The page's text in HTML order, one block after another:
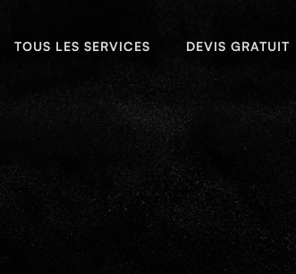
TOUS LES SERVICES DEVIS GRATUIT